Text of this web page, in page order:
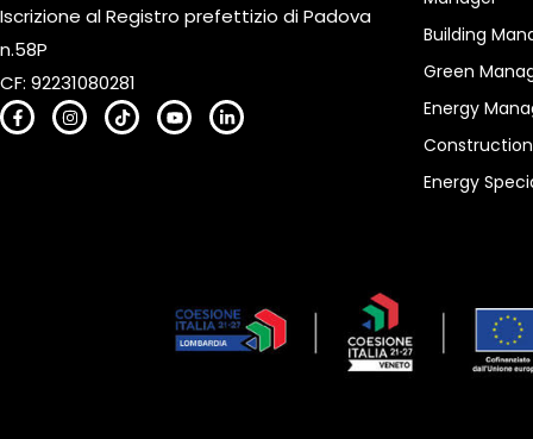
Iscrizione al Registro prefettizio di Padova
n.58P
CF: 92231080281
Building
Green
Energy
Energy